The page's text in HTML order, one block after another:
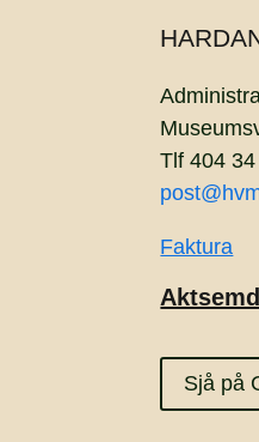
Tlf 404
Faktura
Sjå på